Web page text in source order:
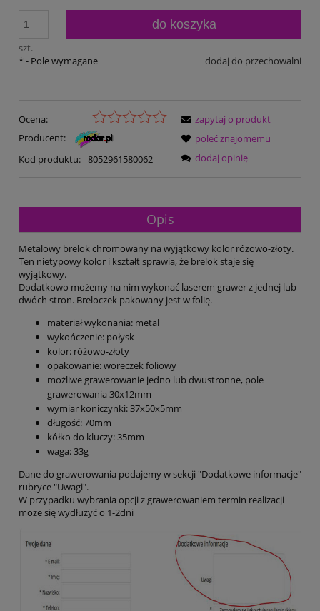
szt.
do koszyka
dodaj do przechowalni
*- Pole wymagane
Ocena:
Producent:
Kod produktu: 8052961580062
zapytaj o produkt
poleć znajomemu
dodaj opinię
Opis
Metalowy brelok chromowany na wyjątkowy kolor różowo-złoty.
Ten nietypowy kolor i kształt sprawia, że brelok staje się
wyjątkowy.
Dodatkowo możemy na nim wykonać laserem grawer z jednej lub
dwóch stron. Breloczek pakowany jest w folię.
materiał wykonania: metal
wykończenie: połysk
kolor: różowo-złoty
opakowanie: woreczek foliowy
możliwe grawerowanie jedno lub dwustronne, pole
grawerowania 30x12mm
wymiar koniczynki: 37x50x5mm
długość: 70mm
kółko do kluczy: 35mm
waga: 33g
Dane do grawerowania podajemy w sekcji "Dodatkowe informacje"
rubryce "Uwagi".
W przypadku wybrania opcji z grawerowaniem termin realizacji
może się wydłużyć o 1-2dni